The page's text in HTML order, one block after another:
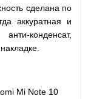
сделана по
аккуратная и
конденсат,
Mi Note 10